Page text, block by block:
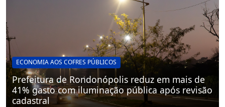
ECONOMIA AOS COFRES PÚBLICOS
Prefeitura de Rondonópolis reduz em mais de
41% gasto com iluminação pública após revisão
cadastral